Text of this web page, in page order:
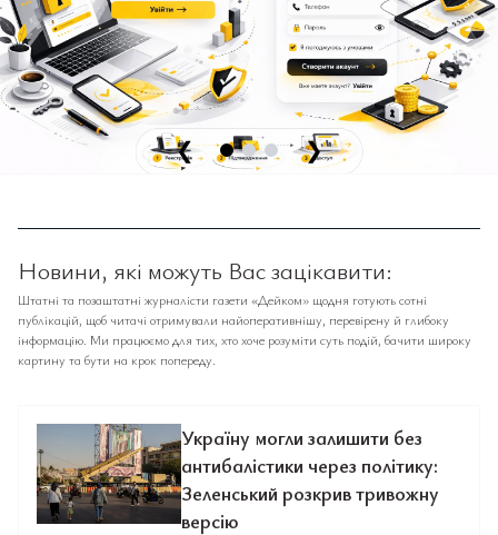
❮ ❯
Новини, які можуть Вас зацікавити:
Штатні та позаштатні журналісти газети «Дейком» щодня готують сотні
публікацій, щоб читачі отримували найоперативнішу, перевірену й глибоку
інформацію. Ми працюємо для тих, хто хоче розуміти суть подій, бачити широку
картину та бути на крок попереду.
Україну могли залишити без
антибалістики через політику:
Зеленський розкрив тривожну
версію